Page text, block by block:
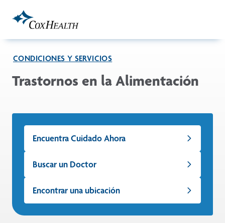
CONDICIONES Y SERVICIOS
Trastornos en la Alimentación
Encuentra Cuidado Ahora
Buscar un Doctor
Encontrar una ubicación